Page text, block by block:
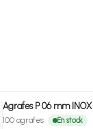
Agrafes P 06 mm INOX
100 agrafes En stock